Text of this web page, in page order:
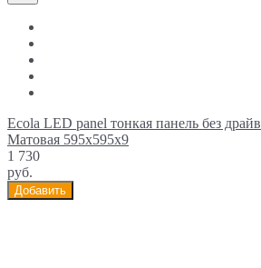
Ecola LED panel тонкая панель без
Матовая 595x595x9
1 730
руб.
Добавить